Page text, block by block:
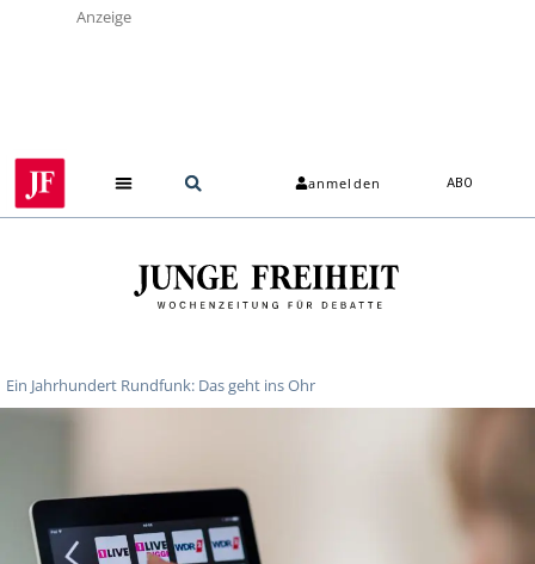
Anzeige
anmelden ABO
Ein Jahrhundert Rundfunk: Das geht ins Ohr